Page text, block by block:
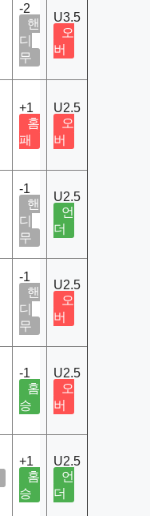
-2
핸
디
무
U3.5
오
버
+1
홈
패
U2.5
오
버
-1
핸
디
무
U2.5
언
더
-1
핸
디
무
U2.5
오
버
-1
홈
승
U2.5
오
버
+1
홈
승
U2.5
언
더